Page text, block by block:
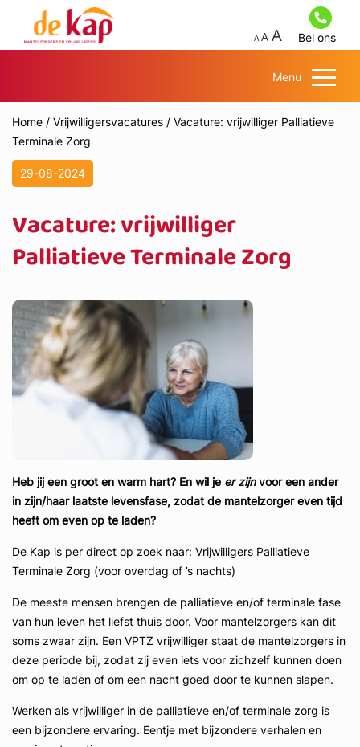
Bel ons
Menu
Home / Vrijwilligersvacatures / Vacature: vrijwilliger Palliatieve
Terminale Zorg
29-08-2024
Vacature: vrijwilliger
Palliatieve Terminale Zorg
Heb jij een groot en warm hart? En wil je er zijnvoor een ander
in zijn/haar laatste levensfase, zodat de mantelzorger even tijd
heeft om even op te laden?
De Kap is per direct op zoek naar: Vrijwilligers Palliatieve
Terminale Zorg (voor overdag of ’s nachts)
De meeste mensen brengen de palliatieve en/of terminale fase
van hun leven het liefst thuis door. Voor mantelzorgers kan dit
soms zwaar zijn. Een VPTZ vrijwilliger staat de mantelzorgers in
deze periode bij, zodat zij even iets voor zichzelf kunnen doen
om op te laden of om een nacht goed door te kunnen slapen.
Werken als vrijwilliger in de palliatieve en/of terminale zorg is
een bijzondere ervaring. Eentje met bijzondere verhalen en